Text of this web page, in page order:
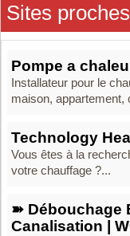
Sites
Pompe a
Installateur pour le
maison, appartement,
Technology
Vous êtes à la
votre chauffage ?...
➽ Débouchage
Canalisation |